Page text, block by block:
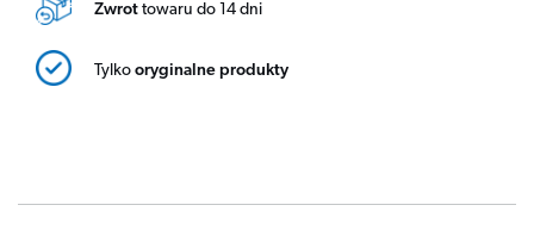
Zwrot towaru do 14 dni
Tylko oryginalne produkty